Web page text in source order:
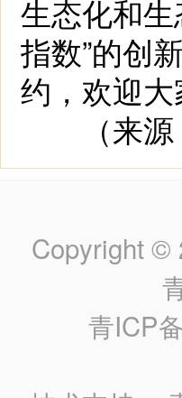
生态化和生
指数”的创
约，欢迎
（来源
Copyright ©
青ICP